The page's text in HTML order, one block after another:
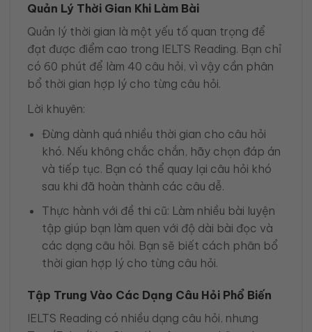
Quản Lý Thời Gian Khi Làm Bài
Quản lý thời gian là một yếu tố quan trọng để
đạt được điểm cao trong IELTS Reading. Bạn chỉ
có 60 phút để làm 40 câu hỏi, vì vậy cần phân
bổ thời gian hợp lý cho từng câu hỏi.
Lời khuyên:
Đừng dành quá nhiều thời gian cho câu hỏi
khó. Nếu không chắc chắn, hãy chọn đáp án
và tiếp tục. Bạn có thể quay lại câu hỏi khó
sau khi đã hoàn thành các câu dễ.
Thực hành với đề thi cũ: Làm nhiều bài luyện
tập giúp bạn làm quen với độ dài bài đọc và
các dạng câu hỏi. Bạn sẽ biết cách phân bổ
thời gian hợp lý cho từng câu hỏi.
Tập Trung Vào Các Dạng Câu Hỏi Phổ Biến
IELTS Reading có nhiều dạng câu hỏi, nhưng